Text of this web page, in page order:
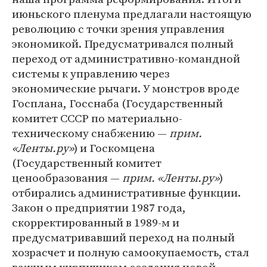
июньского пленума предлагали настоящую
революцию с точки зрения управления
экономикой. Предусматривался полный
переход от административно-командной
системы к управлению через
экономические рычаги. У монстров вроде
Госплана, Госснаба (Государственный
комитет СССР по материально-
техническому снабжению — прим.
«Ленты.ру») и Госкомцена
(Государственный комитет
ценообразования — прим. «Ленты.ру»)
отбирались административные функции.
Закон о предприятии 1987 года,
скорректированный в 1989-м и
предусматривавший переход на полный
хозрасчет и полную самоокупаемость, стал